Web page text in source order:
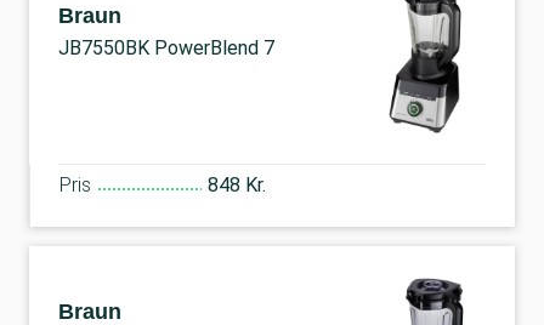
Braun
JB7550BK PowerBlend 7
Pris 848 Kr.
Braun